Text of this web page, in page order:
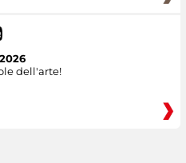
dell'arte!